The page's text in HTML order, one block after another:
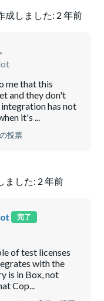
成しました: 2 年前
me that this
and they don't
has not
it's ...
投票
ました: 2 年前
完了
of test licenses
with the
is in Box, not
Cop...